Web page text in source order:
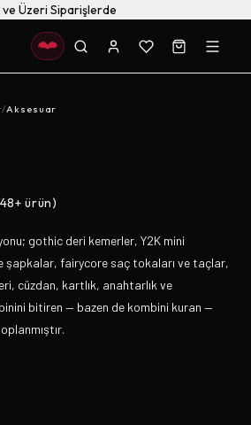
Üzeri Siparişlerde
/Aksesuar
48+ ürün)
gothic deri kemerler, Y2K mini
şapkalar, fairycore saç tokaları ve taçlar,
cüzdan, kartlık, anahtarlık ve
bitiren — bazen de kombini kuran —